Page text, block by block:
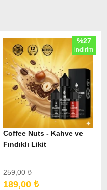
Coffee Nuts - Kahve ve
Fındıklı Likit
259,00 ₺
189,00 ₺
%27
indirim